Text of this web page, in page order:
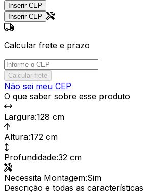
Inserir CEP
Inserir CEP
Calcular frete e prazo
Calcular frete
Não sei meu CEP
O que saber sobre esse produto
Largura:128 cm
Altura:172 cm
Profundidade:32 cm
Necessita Montagem:Sim
Descrição e todas as características